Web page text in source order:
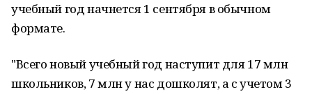
учебный год начнется 1 сентября в обычном
формате.
"Всего новый учебный год наступит для 17 млн
школьников, 7 млн у нас дошколят, а с учетом 3